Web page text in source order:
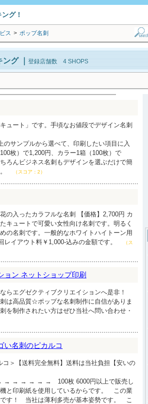
グ！
ス > ポップ名刺
ング｜ 登録店舗数 4 SHOPS
ュート」です。手頃なお値段でデザイン名刺
のサンプルから選べて、印刷したい項目に入
枚）で1,200円、カラー1箱（100枚）で
ろんビジネス名刺もデザインを選ぶだけで簡
（スコア：2）
の入ったカラフルな名刺 【価格】2,700円 カ
キュートで可愛い女性向け名刺です。明るく
の名刺です。一般的なホワイトハイトーン用
イアウト料￥1,000-込みの金額です。
（ス
ョン ネットショップ印刷
らエグゼクティブクリエイションへ是非！
は高品質☆ポップな名刺制作に自信がありま
を制作されたい方はぜひ当社へ問い合わせ・
い名刺のピカルコ
＞【送料完全無料】送料は当社負担【安いの
→ → → → → → 100枚 6000円以上で販売し
と印刷紙を使用しているからです。 この業
す！ 当社は薄利多売が基本姿勢です。 こ